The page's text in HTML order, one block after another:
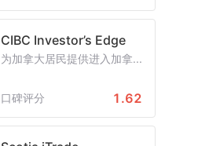
CIBC Investor’s Edge
为加拿大居民提供进入加拿...
口碑评分 1.62